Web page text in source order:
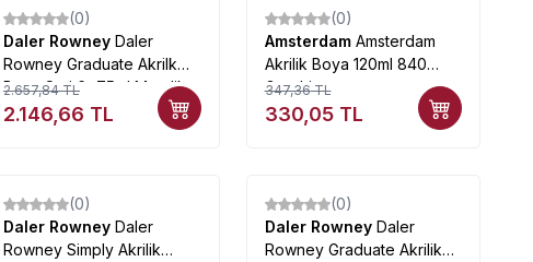
%19
(0)
Daler Rowney Daler
Rowney Graduate Akrilk
Boya Seti 6x75ml Metalik
Renkler
2.657,84TL
2.146,66 TL
%5
(0)
Amsterdam Amsterdam
Akrilik Boya 120ml 840
Graphite
347,36TL
330,05TL
(0)
Daler Rowney Daler
Rowney Simply Akrilik
(0)
Daler Rowney Daler
Rowney Graduate Akrilik